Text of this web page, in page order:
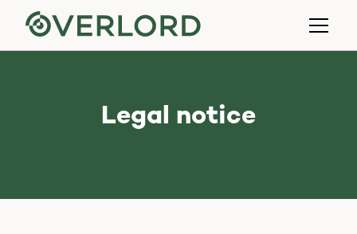
Legal notice